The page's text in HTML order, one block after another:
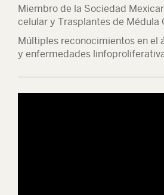
Miembro de la Sociedad
celular y Trasplantes de Médula
Múltiples reconocimientos en el
y enfermedades